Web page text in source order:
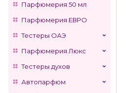
Парфюмерия 50 мл
Парфюмерия ЕВРО
Тестеры ОАЭ
Парфюмерия Люкс
Тестеры духов
Автопарфюм